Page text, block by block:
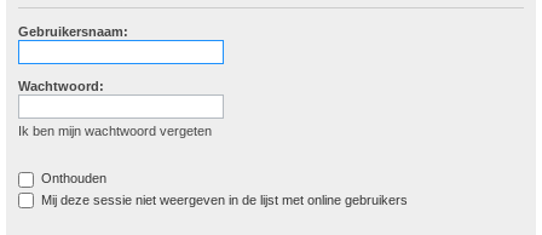
k
Gebruikersnaam:
Wachtwoord:
Ik ben mijn wachtwoord vergeten
Onthouden
Mij deze sessie niet weergeven in de lijst met online gebruikers